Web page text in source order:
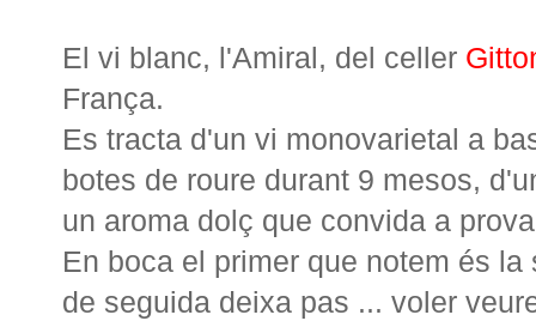
El vi blanc, l'Amiral, del celler
França.
Es tracta d'un vi monovarietal a
botes de roure durant 9 mesos,
un aroma dolç que convida a
En boca el primer que notem és
de seguida deixa pas ... voler